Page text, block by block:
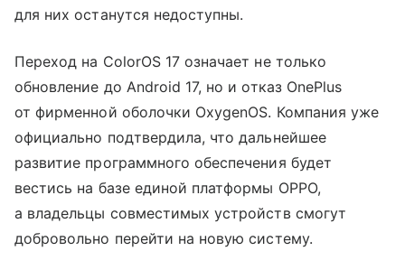
для них останутся недоступны.
Переход на ColorOS 17 означает не только
обновление до Android 17, но и отказ OnePlus
от фирменной оболочки OxygenOS. Компания уже
официально подтвердила, что дальнейшее
развитие программного обеспечения будет
вестись на базе единой платформы OPPO,
а владельцы совместимых устройств смогут
добровольно перейти на новую систему.